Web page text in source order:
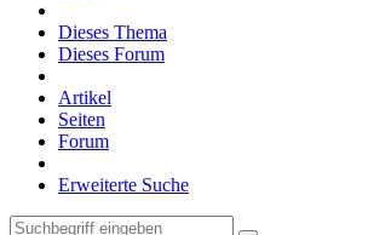
Dieses Thema
Dieses Forum
Artikel
Seiten
Forum
Erweiterte Suche